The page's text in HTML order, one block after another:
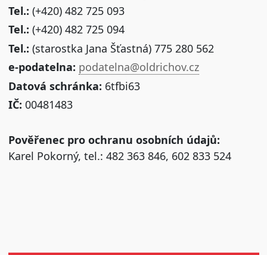
Tel.: (+420) 482 725 093
Tel.: (+420) 482 725 094
Tel.: (starostka Jana Šťastná) 775 280 562
e-podatelna: podatelna@oldrichov.cz
Datová schránka: 6tfbi63
IČ: 00481483
Pověřenec pro ochranu osobních údajů:
Karel Pokorný, tel.: 482 363 846, 602 833 524